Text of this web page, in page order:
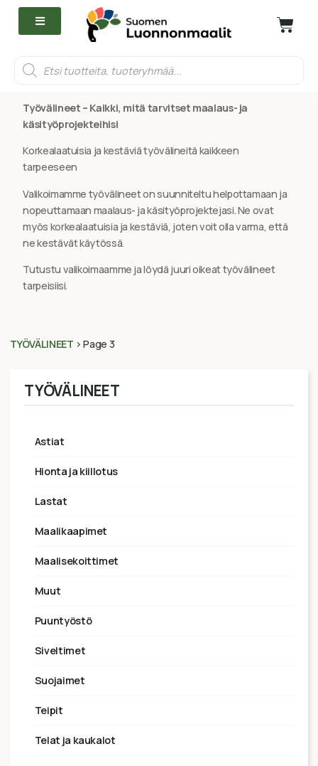
Työvälineet – Kaikki, mitä tarvitset maalaus- ja
käsityöprojekteihisi
Korkealaatuisia ja kestäviä työvälineitä kaikkeen
tarpeeseen
Valikoimamme työvälineet on suunniteltu helpottamaan ja
nopeuttamaan maalaus- ja käsityöprojektejasi. Ne ovat
myös korkealaatuisia ja kestäviä, joten voit olla varma, että
ne kestävät käytössä.
Tutustu valikoimaamme ja löydä juuri oikeat työvälineet
tarpeisiisi.
TYÖVÄLINEET >Page 3
TYÖVÄLINEET
astiat
hionta ja kiillotus
lastat
maalikaapimet
maalisekoittimet
muut
puuntyöstö
siveltimet
suojaimet
teipit
telat ja kaukalot